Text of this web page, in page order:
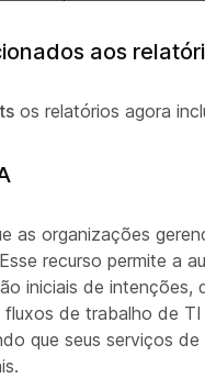
aos
os relatórios agora
organizações
recurso permite a
iniciais de intenções,
de trabalho de
que seus serviços